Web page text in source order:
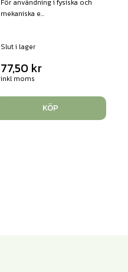
För användning i fysiska och
mekaniska e...
Slut i lager
77,50 kr
inkl moms
KÖP